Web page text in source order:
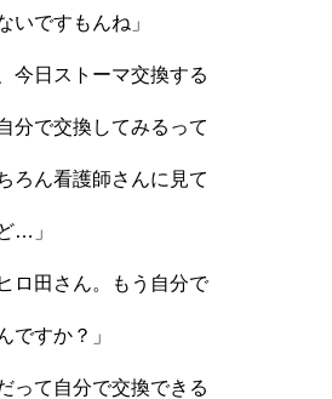
いですもんね」
今日ストーマ交換する
分で交換してみるって
ろん看護師さんに見て
…」
ロ田さん。もう自分で
ですか？」
って自分で交換できる